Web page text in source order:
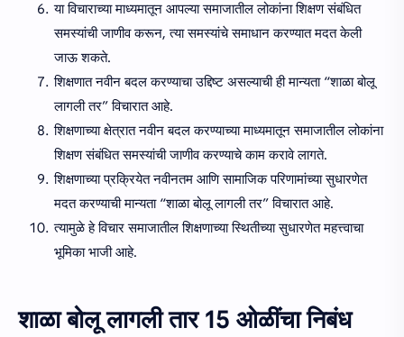
या विचाराच्या माध्यमातून आपल्या समाजातील लोकांना शिक्षण संबंधित
समस्यांची जाणीव करून, त्या समस्यांचे समाधान करण्यात मदत केली
जाऊ शकते.
शिक्षणात नवीन बदल करण्याचा उद्दिष्ट असल्याची ही मान्यता “शाळा बोलू
लागली तर” विचारात आहे.
शिक्षणाच्या क्षेत्रात नवीन बदल करण्याच्या माध्यमातून समाजातील लोकांना
शिक्षण संबंधित समस्यांची जाणीव करण्याचे काम करावे लागते.
शिक्षणाच्या प्रक्रियेत नवीनतम आणि सामाजिक परिणामांच्या सुधारणेत
मदत करण्याची मान्यता “शाळा बोलू लागली तर” विचारात आहे.
त्यामुळे हे विचार समाजातील शिक्षणाच्या स्थितीच्या सुधारणेत महत्त्वाचा
भूमिका भाजी आहे.
शाळा बोलू लागली तार 15 ओळींचा निबंध